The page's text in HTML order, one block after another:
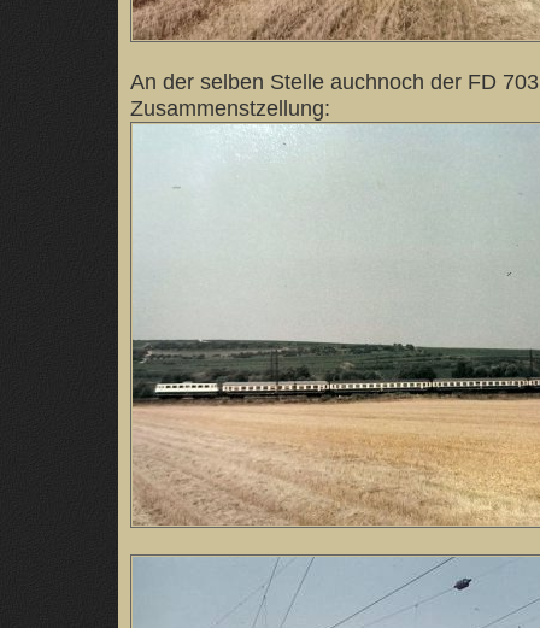
An der selben Stelle auchnoch der FD
Zusammenstzellung: